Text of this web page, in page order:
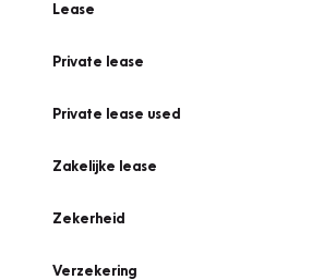
Lease
Private lease
Private lease used
Zakelijke lease
Zekerheid
Verzekering